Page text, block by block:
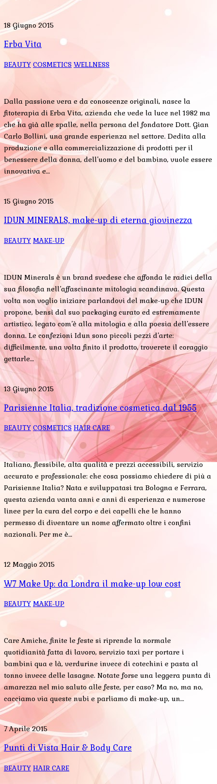
18 Giugno 2015
Erba Vita
BEAUTY COSMETICS WELLNESS
Dalla passione vera e da conoscenze originali, nasce la
fitoterapia di Erba Vita, azienda che vede la luce nel 1982 ma
che ha già alle spalle, nella persona del fondatore Dott. Gian
Carlo Bollini, una grande esperienza nel settore. Dedita alla
produzione e alla commercializzazione di prodotti per il
benessere della donna, dell’uomo e del bambino, vuole essere
innovativa e…
15 Giugno 2015
IDUN MINERALS, make-up di eterna giovinezza
BEAUTY MAKE-UP
IDUN Minerals è un brand svedese che affonda le radici della
sua filosofia nell’affascinante mitologia scandinava. Questa
volta non voglio iniziare parlandovi del make-up che IDUN
propone, bensì dal suo packaging curato ed estremamente
artistico, legato com’è alla mitologia e alla poesia dell’essere
donna. Le confezioni Idun sono piccoli pezzi d’arte:
difficilmente, una volta finito il prodotto, troverete il coraggio
gettarle…
13 Giugno 2015
Parisienne Italia, tradizione cosmetica dal 1955
BEAUTY COSMETICS HAIR CARE
Italiano, flessibile, alta qualità e prezzi accessibili, servizio
accurato e professionale: che cosa possiamo chiedere di più a
Parisienne Italia? Nata e sviluppatasi tra Bologna e Ferrara,
questa azienda vanta anni e anni di esperienza e numerose
linee per la cura del corpo e dei capelli che le hanno
permesso di diventare un nome affermato oltre i confini
nazionali. Per me è…
12 Maggio 2015
W7 Make Up: da Londra il make-up low cost
BEAUTY MAKE-UP
Care Amiche, finite le feste si riprende la normale
quotidianità fatta di lavoro, servizio taxi per portare i
bambini qua e là, verdurine invece di cotechini e pasta al
tonno invece delle lasagne. Notate forse una leggera punta di
amarezza nel mio saluto alle feste, per caso? Ma no, ma no,
cacciamo via queste nubi e parliamo di make-up, un…
7 Aprile 2015
Punti di Vista Hair & Body Care
BEAUTY HAIR CARE